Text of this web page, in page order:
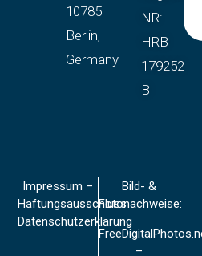
10785
Berlin,
Germany
NR:
HRB
179252
B
Impressum –
Haftungsausschluss
Datenschutzerklärung
Bild- &
Fotonachweise:
–